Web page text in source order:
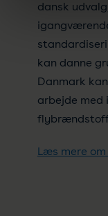
dansk
kan danne
Danmark
arbejde
Læs mere